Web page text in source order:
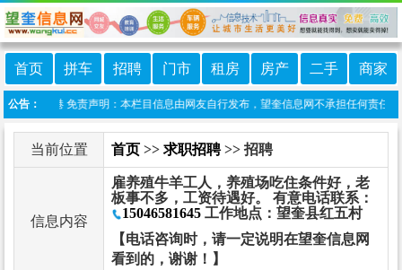
首页 拼车 招聘 门市 租房 房产 二手 商家
公告：
奎信息港 免责声明：本栏目信息由网友自行发布，望奎信息网不承担任何责任！
当前位置 首页 >> 求职招聘>> 招聘
信息内容
雇养殖牛羊工人，养殖场吃住条件好，老
板事不多，工资待遇好。 有意电话联系：
15046581645 工作地点：望奎县红五村
【电话咨询时，请一定说明在望奎信息网
看到的，谢谢！】